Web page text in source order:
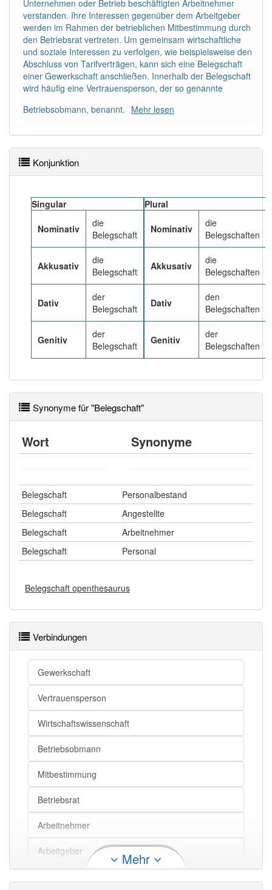
DIE:879
DAS: 1Ausnahmen Beispiele
PowerIndex:13
Wörter mit Endung-belegschaft: 2
Wörter mit Endung
anderen Artikeldie: 0
87% unserer Spielapp-Nutzer haben den Artikel
Unternehmen oder Betrieb beschäftigten Arbeitnehmer
verstanden. Ihre Interessen gegenüber dem Arbeitgeber
werden im Rahmen der betrieblichen Mitbestimmung durch
den Betriebsrat vertreten. Um gemeinsam wirtschaftliche
und soziale Interessen zu verfolgen, wie beispielsweise den
Abschluss von Tarifverträgen, kann sich eine Belegschaft
einer Gewerkschaft anschließen. Innerhalb der Belegschaft
wird häufig eine Vertrauensperson, der so genannte
Betriebsobmann, benannt. Mehr lesen
Konjunktion
Singular
Nominativ
die
Belegschaft
Akkusativ
die
Belegschaft
Dativ
der
Belegschaft
Genitiv
der
Belegschaft
Plural
Nominativ
die
Belegschaften
Akkusativ
die
Belegschaften
Dativ
den
Belegschaften
Genitiv
der
Belegschaften
Synonyme für "Belegschaft"
Wort Synonyme
Belegschaft
Personalbestand
Belegschaft
Angestellte
Belegschaft
Arbeitnehmer
Belegschaft
Personal
Belegschaft openthesaurus
Verbindungen
Gewerkschaft
Vertrauensperson
Wirtschaftswissenschaft
Betriebsobmann
Mitbestimmung
Betriebsrat
Arbeitnehmer
Arbeitgeber Mehr